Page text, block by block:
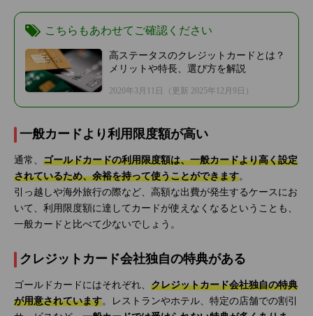
こちらもあわせてご確認ください
高ステータスのクレジットカードとは？
メリットや特長、選び方を解説
2020年3月11日 （更新 2025年12月9日）
一般カードより利用限度額が高い
通常、 ゴールドカードの利用限度額は、一般カードより高く設定
されているため、余裕を持って使うことができます。
引っ越しや海外旅行の際など、高額な出費が発生するケースにお
いて、利用限度額に達してカードが使えなくなるということも、
一般カードと比べて少ないでしょう。
クレジットカード会社独自の特典がある
ゴールドカードにはそれぞれ、 クレジットカード会社独自の特典
が用意されています。レストランやホテル、特定の店舗での割引